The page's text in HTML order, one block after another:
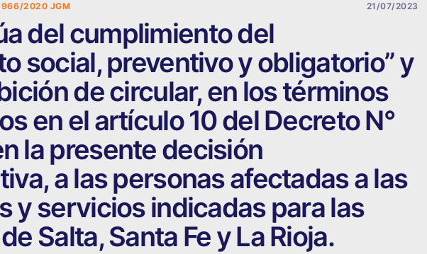
966/2020 JGM 21/07/2023
del cumplimiento del
social, preventivo y obligatorio” y
de circular, en los términos
en el artículo 10 del Decreto N°
la presente decisión
a las personas afectadas a las
y servicios indicadas para las
Salta, Santa Fe y La Rioja.